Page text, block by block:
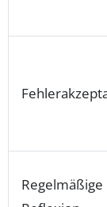
Regelmäßige